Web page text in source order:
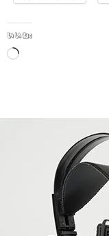
いいね:
読
中…